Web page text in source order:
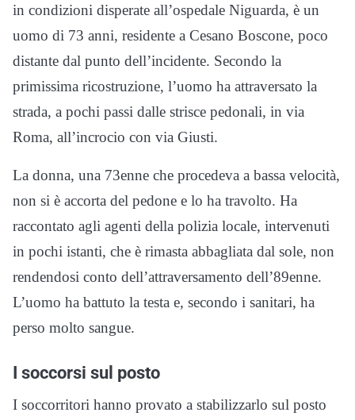
in condizioni disperate all’ospedale Niguarda, è un
uomo di 73 anni, residente a Cesano Boscone, poco
distante dal punto dell’incidente. Secondo la
primissima ricostruzione, l’uomo ha attraversato la
strada, a pochi passi dalle strisce pedonali, in via
Roma, all’incrocio con via Giusti.
La donna, una 73enne che procedeva a bassa velocità,
non si è accorta del pedone e lo ha travolto. Ha
raccontato agli agenti della polizia locale, intervenuti
in pochi istanti, che è rimasta abbagliata dal sole, non
rendendosi conto dell’attraversamento dell’89enne.
L’uomo ha battuto la testa e, secondo i sanitari, ha
perso molto sangue.
I soccorsi sul posto
I soccorritori hanno provato a stabilizzarlo sul posto